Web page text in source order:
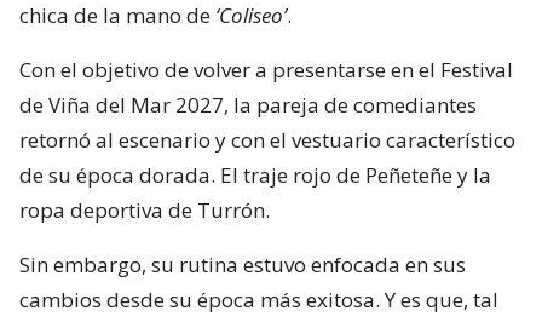
chica de la mano de ‘Coliseo’.
Con el objetivo de volver a presentarse en el Festival
de Viña del Mar 2027, la pareja de comediantes
retornó al escenario y con el vestuario característico
de su época dorada. El traje rojo de Peñeteñe y la
ropa deportiva de Turrón.
Sin embargo, su rutina estuvo enfocada en sus
cambios desde su época más exitosa. Y es que, tal